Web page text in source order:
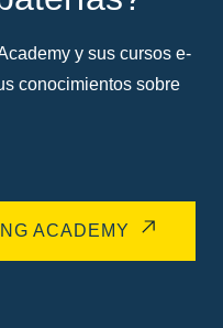
y sus cursos e-
conocimientos sobre
ACADEMY